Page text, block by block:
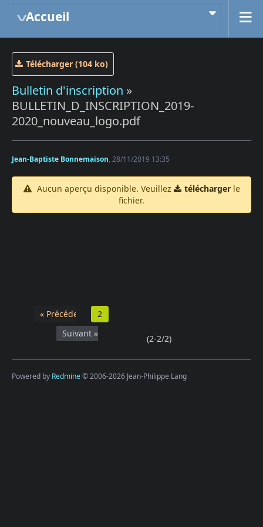
Accueil
Télécharger (104 ko)
Bulletin d'inscription »
BULLETIN_D_INSCRIPTION_2019-
2020_nouveau_logo.pdf
Jean-Baptiste Bonnemaison, 28/11/2019 13:35
Aucun aperçu disponible. Veuillez téléchargerle
fichier.
« Précédent
2
Suivant »
(2-2/2)
Powered by Redmine© 2006-2026 Jean-Philippe Lang